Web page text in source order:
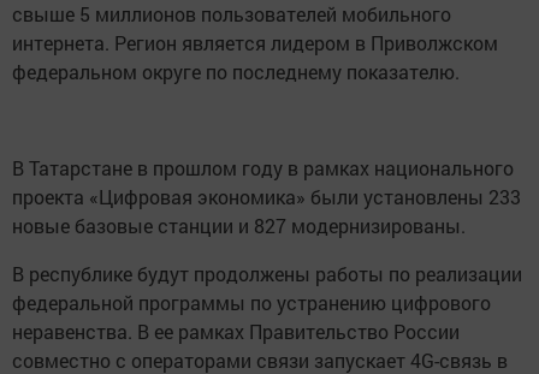
свыше 5 миллионов пользователей мобильного
интернета. Регион является лидером в Приволжском
федеральном округе по последнему показателю.
В Татарстане в прошлом году в рамках национального
проекта «Цифровая экономика» были установлены 233
новые базовые станции и 827 модернизированы.
В республике будут продолжены работы по реализации
федеральной программы по устранению цифрового
неравенства. В ее рамках Правительство России
совместно с операторами связи запускает 4G-связь в